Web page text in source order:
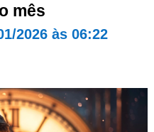
mês
2026 às 06:22